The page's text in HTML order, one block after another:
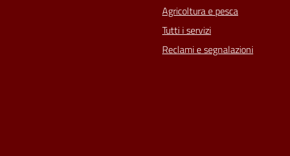
Agricoltura e pesca
Tutti i servizi
Reclami e segnalazioni